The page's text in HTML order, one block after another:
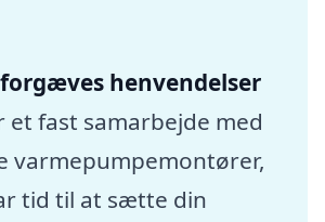
henvendelser
et fast samarbejde med
varmepumpemontører,
tid til at sætte din